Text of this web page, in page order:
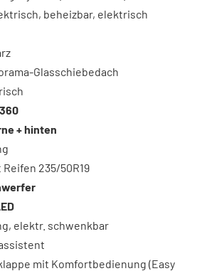
beheizbar, elektrisch
Glasschiebedach
+ hinten
Reifen 235/50R19
elektr. schwenkbar
mit Komfortbedienung (Easy